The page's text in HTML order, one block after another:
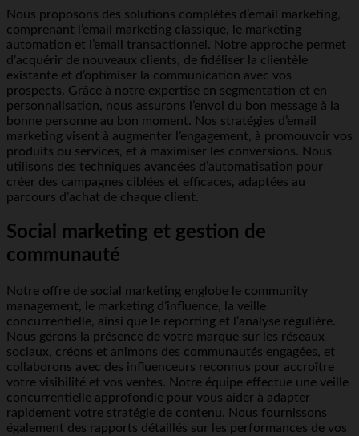
Nous proposons des solutions complètes d’email marketing,
comprenant l’email marketing classique, le marketing
automation et l’email transactionnel. Notre approche permet
d’acquérir de nouveaux clients, de fidéliser la clientèle
existante et d’optimiser la communication avec vos
prospects. Grâce à notre expertise en segmentation et en
personnalisation, nous assurons l’envoi du bon message à la
bonne personne au bon moment. Nos stratégies d’email
marketing visent à augmenter l’engagement, à promouvoir vos
produits ou services, et à maximiser les conversions. Nous
utilisons des techniques avancées d’automatisation pour
créer des campagnes ciblées et efficaces, adaptées au
parcours d’achat de chaque client.
Social marketing et gestion de
communauté
Notre offre de social marketing englobe le community
management, le marketing d’influence, la veille
concurrentielle, ainsi que le reporting et l’analyse régulière.
Nous gérons la présence de votre marque sur les réseaux
sociaux, créons et animons des communautés engagées, et
collaborons avec des influenceurs reconnus pour accroître
votre visibilité et vos ventes. Notre équipe effectue une veille
concurrentielle approfondie pour vous aider à adapter
rapidement votre stratégie de contenu. Nous fournissons
également des rapports détaillés sur les performances de vos